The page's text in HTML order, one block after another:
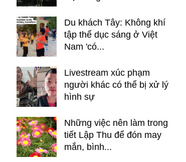
Du khách Tây: Không khí
tập thể dục sáng ở Việt
Nam 'có...
Livestream xúc phạm
người khác có thể bị xử lý
hình sự
Những việc nên làm trong
tiết Lập Thu để đón may
mắn, bình...